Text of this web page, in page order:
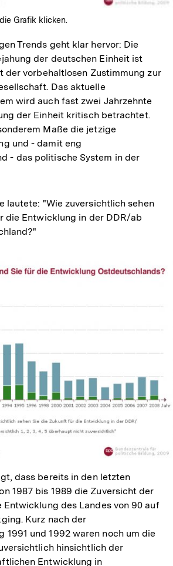
Grafik klicken.
Trends geht klar hervor: Die
der deutschen Einheit ist
der vorbehaltlosen Zustimmung zur
Das aktuelle
wird auch fast zwei Jahrzehnte
der Einheit kritisch betrachtet.
Maße die jetzige
und - damit eng
- das politische System in der
lautete: "Wie zuversichtlich sehen
die Entwicklung in der DDR/ab
Lightbox
öffnen
dass bereits in den letzten
1987 bis 1989 die Zuversicht der
Entwicklung des Landes von 90 auf
Kurz nach der
1991 und 1992 waren noch um die
hinsichtlich der
Entwicklung in